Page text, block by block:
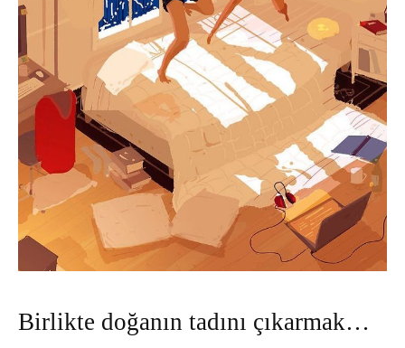
Birlikte doğanın tadını çıkarmak…